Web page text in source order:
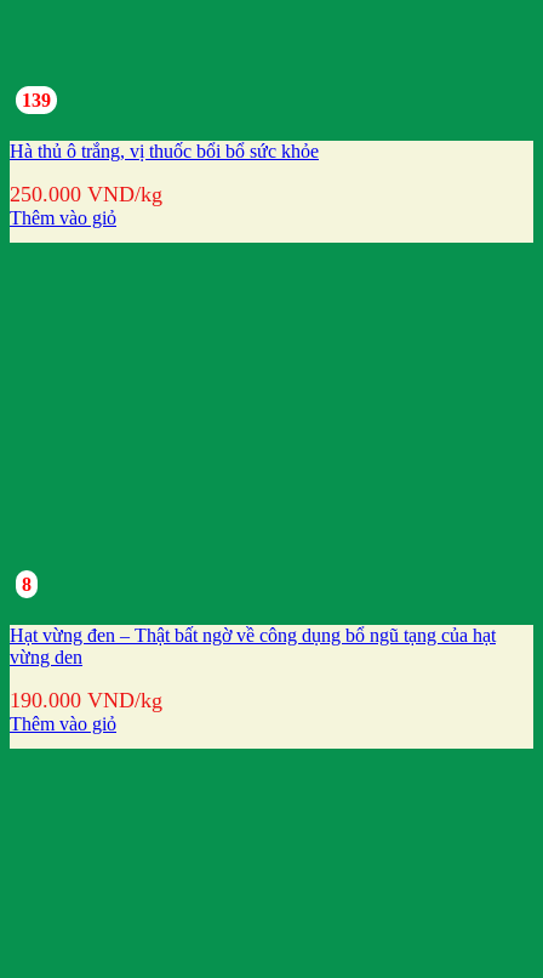
139
Hà thủ ô trắng, vị thuốc bổi bổ sức khỏe
250.000 VND/kg
Thêm vào giỏ
8
Hạt vừng đen – Thật bất ngờ về công dụng bổ ngũ tạng của hạt
vừng den
190.000 VND/kg
Thêm vào giỏ